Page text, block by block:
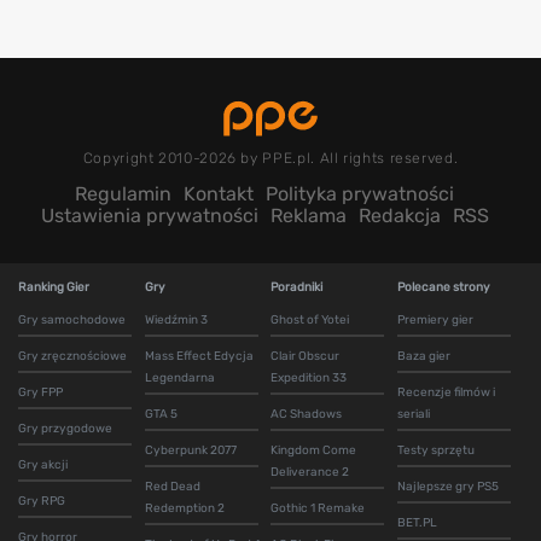
Copyright 2010-2026 by PPE.pl. All rights reserved.
Regulamin Kontakt Polityka prywatności
Ustawienia prywatności
Reklama Redakcja RSS
Ranking Gier
Gry samochodowe
Gry zręcznościowe
Gry FPP
Gry przygodowe
Gry akcji
Gry RPG
Gry horror
Gry
Wiedźmin 3
Mass Effect Edycja
Legendarna
GTA 5
Cyberpunk 2077
Red Dead
Redemption 2
Poradniki
Ghost of Yotei
Clair Obscur
Expedition 33
AC Shadows
Kingdom Come
Deliverance 2
Gothic 1 Remake
Polecane strony
Premiery gier
Baza gier
Recenzje filmów i
seriali
Testy sprzętu
Najlepsze gry PS5
BET.PL